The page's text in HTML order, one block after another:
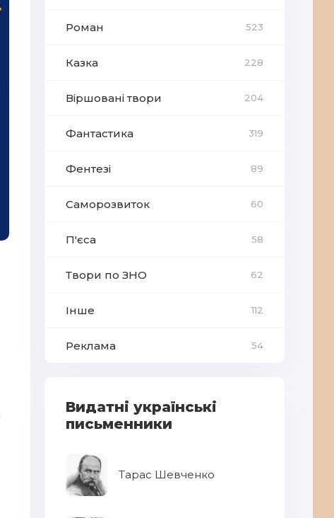
Роман 523
Казка 228
Віршовані твори 204
Фантастика 319
Фентезі 89
Саморозвиток 60
П'єса 58
Твори по ЗНО 62
Інше 112
Реклама 54
Видатні українські
письменники
Тарас Шевченко